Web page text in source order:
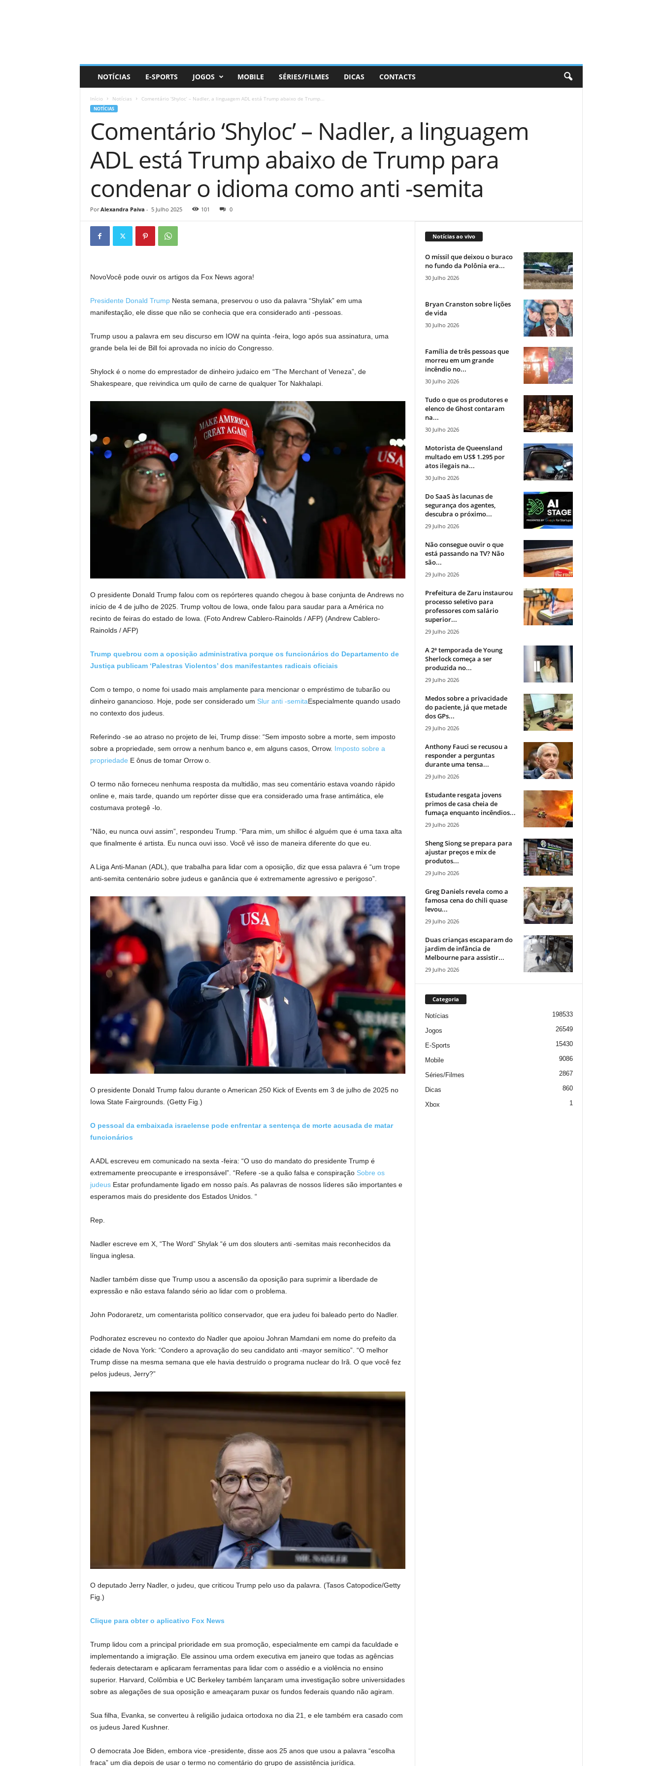
NOTÍCIAS E-SPORTS JOGOS MOBILE SÉRIES/FILMES DICAS CONTACTS
Início Notícias Comentário ‘Shyloc’ – Nadler, a linguagem ADL está Trump abaixo de Trump...
NOTÍCIAS
Comentário ‘Shyloc’ – Nadler, a linguagem
ADL está Trump abaixo de Trump para
condenar o idioma como anti -semita
Por Alexandra Paiva - 5 Julho 2025 101 0
NovoVocê pode ouvir os artigos da Fox News agora!
Presidente Donald TrumpNesta semana, preservou o uso da palavra “Shylak” em uma
manifestação, ele disse que não se conhecia que era considerado anti -pessoas.
Trump usou a palavra em seu discurso em IOW na quinta -feira, logo após sua assinatura, uma
grande bela lei de Bill foi aprovada no início do Congresso.
Shylock é o nome do emprestador de dinheiro judaico em “The Merchant of Veneza”, de
Shakespeare, que reivindica um quilo de carne de qualquer Tor Nakhalapi.
O presidente Donald Trump falou com os repórteres quando chegou à base conjunta de Andrews no
início de 4 de julho de 2025. Trump voltou de Iowa, onde falou para saudar para a América no
recinto de feiras do estado de Iowa. (Foto Andrew Cablero-Rainolds / AFP) (Andrew Cablero-
Rainolds / AFP)
Trump quebrou com a oposição administrativa porque os funcionários do Departamento de
Justiça publicam ‘Palestras Violentos’ dos manifestantes radicais oficiais
Com o tempo, o nome foi usado mais amplamente para mencionar o empréstimo de tubarão ou
dinheiro ganancioso. Hoje, pode ser considerado um Slur anti -semitaEspecialmente quando usado
no contexto dos judeus.
Referindo -se ao atraso no projeto de lei, Trump disse: “Sem imposto sobre a morte, sem imposto
sobre a propriedade, sem orrow a nenhum banco e, em alguns casos, Orrow. Imposto sobre a
propriedade E ônus de tomar Orrow o.
O termo não forneceu nenhuma resposta da multidão, mas seu comentário estava voando rápido
online e, mais tarde, quando um repórter disse que era considerado uma frase antimática, ele
costumava protegê -lo.
“Não, eu nunca ouvi assim”, respondeu Trump. “Para mim, um shilloc é alguém que é uma taxa alta
que finalmente é artista. Eu nunca ouvi isso. Você vê isso de maneira diferente do que eu.
A Liga Anti-Manan (ADL), que trabalha para lidar com a oposição, diz que essa palavra é “um trope
anti-semita centenário sobre judeus e ganância que é extremamente agressivo e perigoso”.
O presidente Donald Trump falou durante o American 250 Kick of Events em 3 de julho de 2025 no
Iowa State Fairgrounds. (Getty Fig.)
O pessoal da embaixada israelense pode enfrentar a sentença de morte acusada de matar
funcionários
A ADL escreveu em comunicado na sexta -feira: “O uso do mandato do presidente Trump é
extremamente preocupante e irresponsável”. “Refere -se a quão falsa e conspiração Sobre os
judeusEstar profundamente ligado em nosso país. As palavras de nossos líderes são importantes e
esperamos mais do presidente dos Estados Unidos. “
Rep.
Nadler escreve em X, “The Word” Shylak “é um dos slouters anti -semitas mais reconhecidos da
língua inglesa.
Nadler também disse que Trump usou a ascensão da oposição para suprimir a liberdade de
expressão e não estava falando sério ao lidar com o problema.
John Podoraretz, um comentarista político conservador, que era judeu foi baleado perto do Nadler.
Podhoratez escreveu no contexto do Nadler que apoiou Johran Mamdani em nome do prefeito da
cidade de Nova York: “Condero a aprovação do seu candidato anti -mayor semítico”. “O melhor
Trump disse na mesma semana que ele havia destruído o programa nuclear do Irã. O que você fez
pelos judeus, Jerry?”
O deputado Jerry Nadler, o judeu, que criticou Trump pelo uso da palavra. (Tasos Catopodice/Getty
Fig.)
Clique para obter o aplicativo Fox News
Trump lidou com a principal prioridade em sua promoção, especialmente em campi da faculdade e
implementando a imigração. Ele assinou uma ordem executiva em janeiro que todas as agências
federais detectaram e aplicaram ferramentas para lidar com o assédio e a violência no ensino
superior. Harvard, Colômbia e UC Berkeley também lançaram uma investigação sobre universidades
sobre as alegações de sua oposição e ameaçaram puxar os fundos federais quando não agiram.
Sua filha, Evanka, se converteu à religião judaica ortodoxa no dia 21, e ele também era casado com
os judeus Jared Kushner.
O democrata Joe Biden, embora vice -presidente, disse aos 25 anos que usou a palavra “escolha
fraca” um dia depois de usar o termo no comentário do grupo de assistência jurídica.
Notícias ao vivo
O míssil que deixou o buraco
no fundo da Polônia era...
30 Julho 2026
Bryan Cranston sobre lições
de vida
30 Julho 2026
Família de três pessoas que
morreu em um grande
incêndio no...
30 Julho 2026
Tudo o que os produtores e
elenco de Ghost contaram
na...
30 Julho 2026
Motorista de Queensland
multado em US$ 1.295 por
atos ilegais na...
30 Julho 2026
Do SaaS às lacunas de
segurança dos agentes,
descubra o próximo...
29 Julho 2026
Não consegue ouvir o que
está passando na TV? Não
são...
29 Julho 2026
Prefeitura de Zaru instaurou
processo seletivo para
professores com salário
superior...
29 Julho 2026
A 2ª temporada de Young
Sherlock começa a ser
produzida no...
29 Julho 2026
Medos sobre a privacidade
do paciente, já que metade
dos GPs...
29 Julho 2026
Anthony Fauci se recusou a
responder a perguntas
durante uma tensa...
29 Julho 2026
Estudante resgata jovens
primos de casa cheia de
fumaça enquanto incêndios...
29 Julho 2026
Sheng Siong se prepara para
ajustar preços e mix de
produtos...
29 Julho 2026
Greg Daniels revela como a
famosa cena do chili quase
levou...
29 Julho 2026
Duas crianças escaparam do
jardim de infância de
Melbourne para assistir...
29 Julho 2026
Categoria
Notícias 198533
Jogos 26549
E-Sports 15430
Mobile 9086
Séries/Filmes 2867
Dicas 860
Xbox 1